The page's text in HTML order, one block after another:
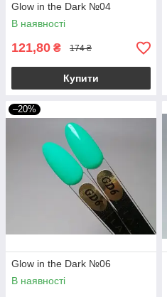
Glow in the Dark №04
В наявності
121,80 ₴ 174 ₴
Купити
–20%
Glow in the Dark №06
В наявності